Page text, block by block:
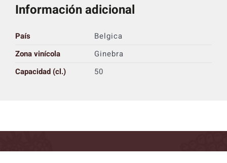
Información adicional
País
Belgica
Zona vinícola
Ginebra
Capacidad (cl.)
50